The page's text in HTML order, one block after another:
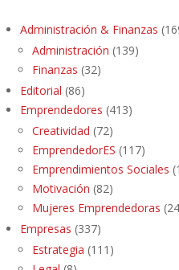
Administración & Finanzas
Administración (139)
Finanzas (32)
Editorial (86)
Emprendedores (413)
Creatividad (72)
EmprendedorES (117)
Emprendimientos Sociales
Motivación (82)
Mujeres Emprendedoras
Empresas (337)
Estrategia (111)